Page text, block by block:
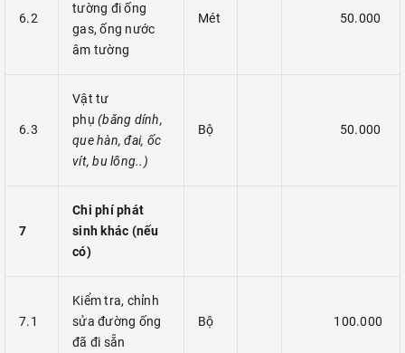
6.2
tường đi ống
gas, ống nước
âm tường
Mét 50.000
6.3
Vật tư
phụ (băng dính,
que hàn, đai, ốc
vít, bu lông..)
Bộ 50.000
7
Chi phí phát
sinh khác (nếu
có)
7.1
Kiểm tra, chỉnh
sửa đường ống
đã đi sẵn
Bộ 100.000